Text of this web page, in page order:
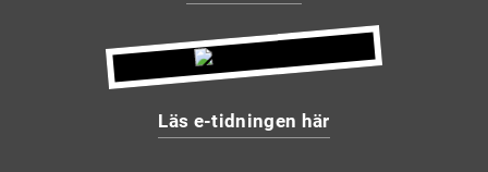
Läs e-tidningen här